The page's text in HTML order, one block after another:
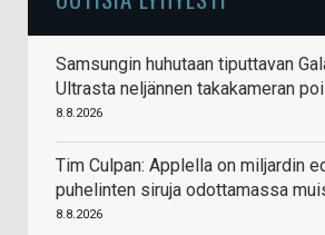
Samsungin huhutaan tiputtavan
Ultrasta neljännen takakameran
8.8.2026
Tim Culpan: Applella on miljardin
puhelinten siruja odottamassa
8.8.2026